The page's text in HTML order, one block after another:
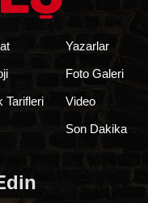
Tarifleri
Yazarlar
Foto Galeri
Video
Son Dakika